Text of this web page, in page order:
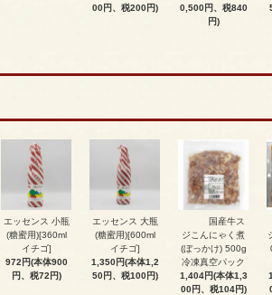
00円、税200円)
0,500円、税840
円)
エッセンス 小瓶
(糖蜜用)[360ml
イチゴ]
972円(本体900
円、税72円)
エッセンス 大瓶
(糖蜜用)[600ml
イチゴ]
1,350円(本体1,2
50円、税100円)
国産牛ス
ジこんにゃく煮
(ぼっかけ) 500g
冷凍真空パック
1,404円(本体1,3
00円、税104円)